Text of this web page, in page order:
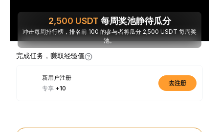
2,500 USDT 每周奖池静待瓜分
冲击每周排行榜，排名前 100 的参与者将瓜分 2,500 USDT 每周奖
池。
完成任务，赚取经验值
新用户注册
专享 +10
去注册